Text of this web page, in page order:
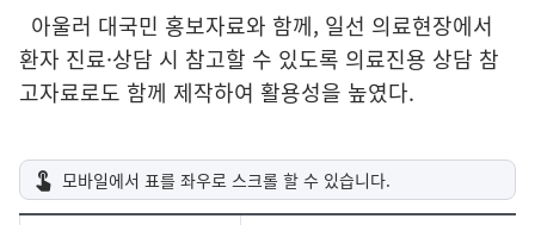
아울러 대국민 홍보자료와 함께, 일선 의료현장에서
환자 진료·상담 시 참고할 수 있도록 의료진용 상담 참
고자료로도 함께 제작하여 활용성을 높였다.